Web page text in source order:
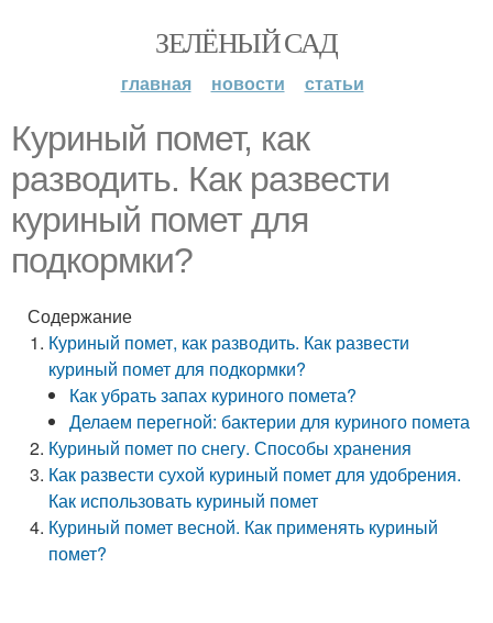
ЗЕЛЁНЫЙ САД
главная новости статьи
Куриный помет, как
разводить. Как развести
куриный помет для
подкормки?
Содержание
Куриный помет, как разводить. Как развести
куриный помет для подкормки?
Как убрать запах куриного помета?
Делаем перегной: бактерии для куриного помета
Куриный помет по снегу. Способы хранения
Как развести сухой куриный помет для удобрения.
Как использовать куриный помет
Куриный помет весной. Как применять куриный
помет?